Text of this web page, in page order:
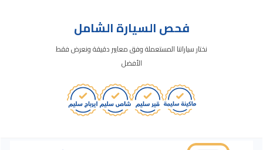
فحص السيارة الشامل
نختار سياراتنا المستعملة وفق معايير دقيقة ونعرض فقط
الأفضل